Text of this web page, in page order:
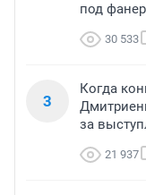
под
30 533
3
Когда
за
21 937